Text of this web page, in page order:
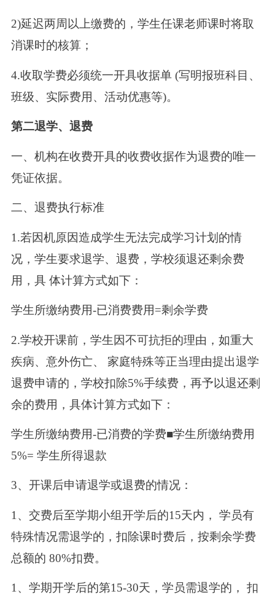
2)延迟两周以上缴费的，学生任课老师课时将取
消课时的核算；
4.收取学费必须统一开具收据单 (写明报班科目、
班级、实际费用、活动优惠等)。
第二退学、退费
一、机构在收费开具的收费收据作为退费的唯一
凭证依据。
二、退费执行标准
1.若因机原因造成学生无法完成学习计划的情
况，学生要求退学、退费，学校须退还剩余费
用，具 体计算方式如下：
学生所缴纳费用-已消费费用=剩余学费
2.学校开课前，学生因不可抗拒的理由，如重大
疾病、意外伤亡、 家庭特殊等正当理由提出退学
退费申请的，学校扣除5%手续费，再予以退还剩
余的费用，具体计算方式如下：
学生所缴纳费用-已消费的学费■学生所缴纳费用
5%= 学生所得退款
3、开课后申请退学或退费的情况：
1、交费后至学期小组开学后的15天内， 学员有
特殊情况需退学的，扣除课时费后，按剩余学费
总额的 80%扣费。
1、学期开学后的第15-30天，学员需退学的， 扣